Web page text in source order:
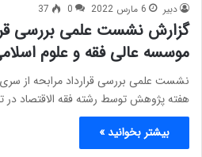
دبیر 6 مارس 2022 0
37
گزارش نشست علمی بررسی
موسسه عالی فقه و علوم
نشست علمی بررسی قرارداد مرابحه از
هفته پژوهش توسط رشته فقه الاقتصاد در تاریخ
بیشتر بخوانید »